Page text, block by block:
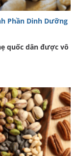
Phần Dinh Dưỡng
quốc dân được vô